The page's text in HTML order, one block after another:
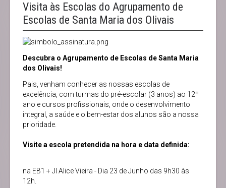
Visita às Escolas do Agrupamento de
Escolas de Santa Maria dos Olivais
Descubra o Agrupamento de Escolas de Santa Maria
dos Olivais!
Pais, venham conhecer as nossas escolas de
excelência, com turmas do pré-escolar (3 anos) ao 12º
ano e cursos profissionais, onde o desenvolvimento
integral, a saúde e o bem-estar dos alunos são a nossa
prioridade.
Visite a escola pretendida na hora e data definida:
na EB1 + JI Alice Vieira - Dia 23 de Junho das 9h30 às
12h.